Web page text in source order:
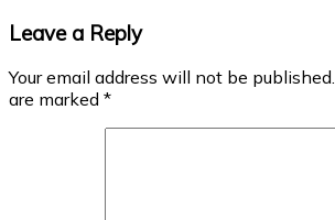
Leave a Reply
Your email address will not be published.
are marked *